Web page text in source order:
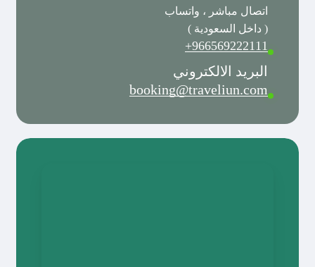
اتصال مباشر ، واتساب
( داخل السعودية )
966569222111+
البريد الالكتروني
booking@traveliun.com